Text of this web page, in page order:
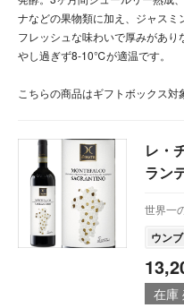
ナなどの果物類に加え、ジャスミ
フレッシュな味わいで厚みがあ
やし過ぎず8-10℃が適温です。
こちらの商品はギフトボックス対
レ・
ラン
世界一
ウン
在庫